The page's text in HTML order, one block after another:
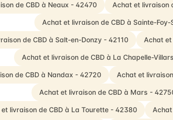
de CBD à Neaux - 42470 Achat et livraison
Achat et livraison de CBD à Sainte-
de CBD à Salt-en-Donzy - 42110 Achat
Achat et livraison de CBD à La Chapelle-
de CBD à Nandax - 42720 Achat et
Achat et livraison de CBD à Mars -
livraison de CBD à La Tourette - 42380